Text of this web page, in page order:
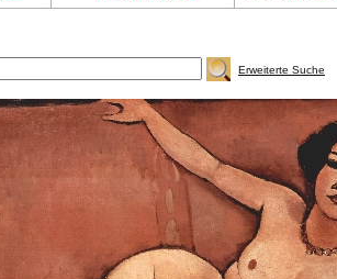
Erweiterte Suche